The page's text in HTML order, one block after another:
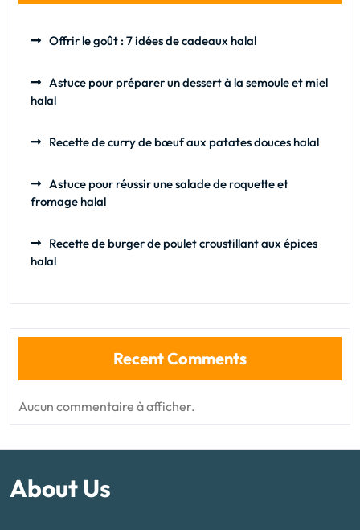
Offrir le goût : 7 idées de cadeaux halal
Astuce pour préparer un dessert à la semoule et miel
halal
Recette de curry de bœuf aux patates douces halal
Astuce pour réussir une salade de roquette et
fromage halal
Recette de burger de poulet croustillant aux épices
halal
Recent Comments
Aucun commentaire à afficher.
About Us